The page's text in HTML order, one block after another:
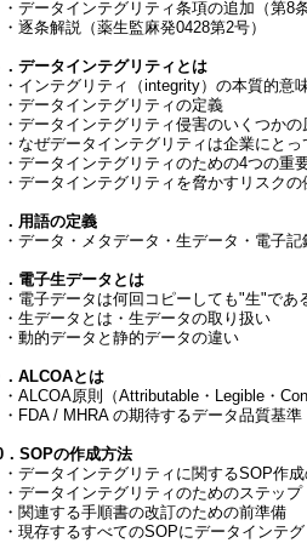
データインテグリティ条項の追加（第8条
逐条解説（薬生監麻発0428第2号）
．データインテグリティとは
インテグリティ（integrity）の本質的意
データインテグリティの定義
データインテグリティ侵害のいくつかの
なぜデータインテグリティは企業にとっ
データインテグリティのための4つの重
データインテグリティを脅かすリスクの
．用語の定義
データ・メタデータ・生データ・電子記
．電子生データとは
電子データは何回コピーしても"生"であ
生データとは・生データの取り扱い
動的データと静的データの違い
．ALCOAとは
ALCOA原則（Attributable・Legible・
FDA / MHRA の期待するデータ品質基準
．SOPの作成方法
データインテグリティに関するSOP作成
データインテグリティのためのステップ
関連する手順書の改訂のための前準備
現存するすべてのSOPにデータインテ